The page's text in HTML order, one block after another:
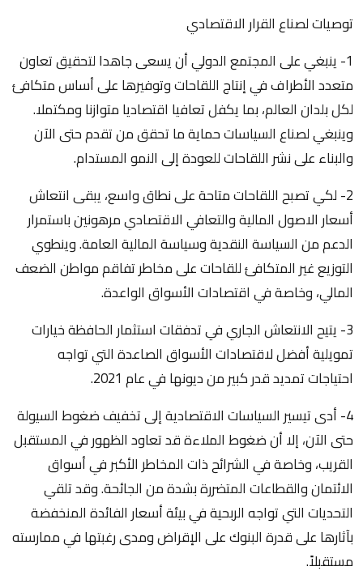
توصيات لصناع القرار الاقتصادي
1- ينبغي على المجتمع الدولي أن يسعى جاهدا لتحقيق تعاون
متعدد الأطراف في إنتاج اللقاحات وتوفيرها على أساس متكافئ
لكل بلدان العالم، بما يكفل تعافيا اقتصاديا متوازنا ومكتملا.
وينبغي لصناع السياسات حماية ما تحقق من تقدم حتى الآن
والبناء على نشر اللقاحات للعودة إلى النمو المستدام.
2- لكي تصبح اللقاحات متاحة على نطاق واسع، يبقى انتعاش
أسعار الاصول المالية والتعافي الاقتصادي مرهونين باستمرار
الدعم من السياسة النقدية وسياسة المالية العامة. وينطوي
التوزيع غير المتكافئ للقاحات على مخاطر تفاقم مواطن الضعف
المالي، وخاصة في اقتصادات الأسواق الواعدة.
3- يتيح الانتعاش الجاري في تدفقات استثمار الحافظة خيارات
تمويلية أفضل لاقتصادات الأسواق الصاعدة التي تواجه
احتياجات تمديد قدر كبير من ديونها في عام 2021.
4- أدى تيسير السياسات الاقتصادية إلى تخفيف ضغوط السيولة
حتى الآن، إلا أن ضغوط الملاءة قد تعاود الظهور في المستقبل
القريب، وخاصة في الشرائح ذات المخاطر الأكبر في أسواق
الائتمان والقطاعات المتضررة بشدة من الجائحة. وقد تلقي
التحديات التي تواجه الربحية في بيئة أسعار الفائدة المنخفضة
بآثارها على قدرة البنوك على الإقراض ومدى رغبتها في ممارسته
مستقبلاً.